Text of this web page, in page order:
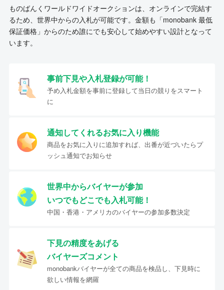
ものばんくワールドワイドオークションは、オンラインで完結す
るため、世界中からの入札が可能です。金額も「monobank 最低
保証価格」からのため誰にでも安心して始めやすい設計となって
います。
事前下見や入札登録が可能！
予め入札金額を事前に登録して当日の競りをスマート
に
通知してくれるお気に入り機能
商品をお気に入りに追加すれば、出番が近づいたらプ
ッシュ通知でお知らせ
世界中からバイヤーが参加
いつでもどこでも入札可能！
中国・香港・アメリカのバイヤーの参加多数決定
下見の精度をあげる
バイヤーズコメント
monobankバイヤーが全ての商品を検品し、下見時に
欲しい情報を網羅